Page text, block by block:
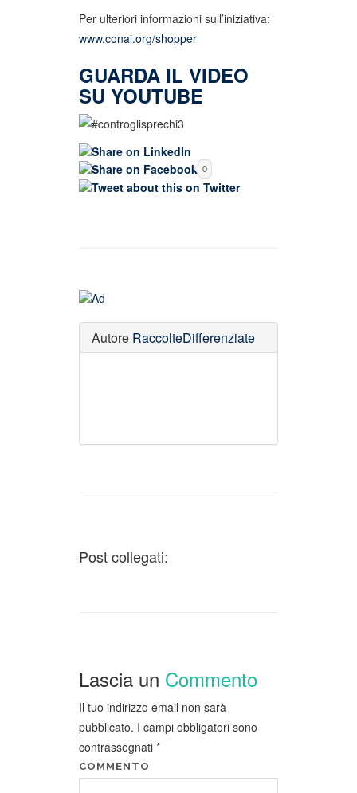
Per ulteriori informazioni sull’iniziativa:
www.conai.org/shopper
GUARDA IL VIDEO
SU YOUTUBE
0
Autore RaccolteDifferenziate
Post collegati:
Lascia un Commento
Il tuo indirizzo email non sarà
pubblicato. I campi obbligatori sono
contrassegnati *
COMMENTO